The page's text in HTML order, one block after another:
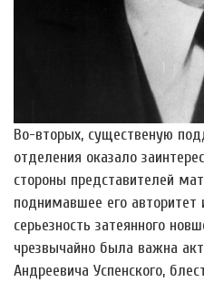
Во-вторых, существеную
отделения оказало
стороны представителей
поднимавшее его
серьезность затеянного
чрезвычайно была важна
Андреевича Успенского,